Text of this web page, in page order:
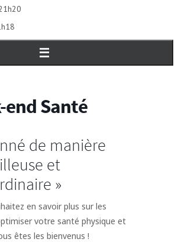
end Santé
de manière
et
»
en savoir plus sur les
votre santé physique et
êtes les bienvenus !